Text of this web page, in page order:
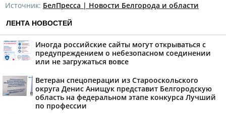
Источник: БелПресса | Новости Белгорода и области
ЛЕНТА НОВОСТЕЙ
Иногда российские сайты могут открываться с
предупреждением о небезопасном соединении
или не загружаться вовсе
Ветеран спецоперации из Старооскольского
округа Денис Анищук представит Белгородскую
область на федеральном этапе конкурса Лучший
по профессии